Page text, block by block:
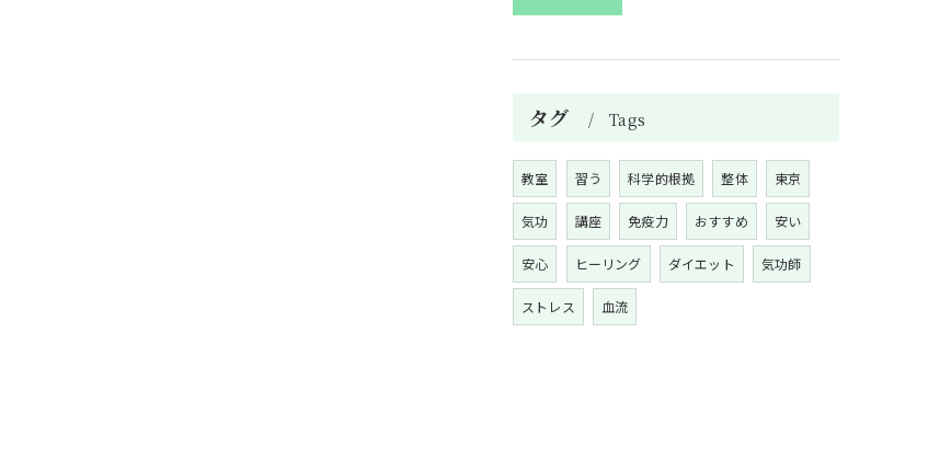
タグ Tags
教室 習う 科学的根拠 整体 東京
気功 講座 免疫力 おすすめ 安い
安心 ヒーリング ダイエット 気功師
ストレス 血流